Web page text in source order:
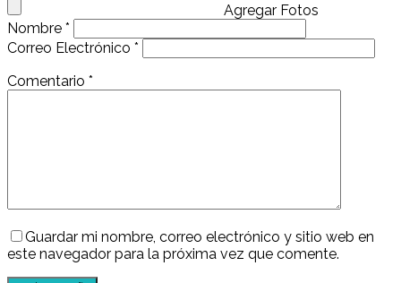
Agregar Fotos
Nombre *
Correo Electrónico *
Comentario *
Guardar mi nombre, correo electrónico y sitio web en
este navegador para la próxima vez que comente.